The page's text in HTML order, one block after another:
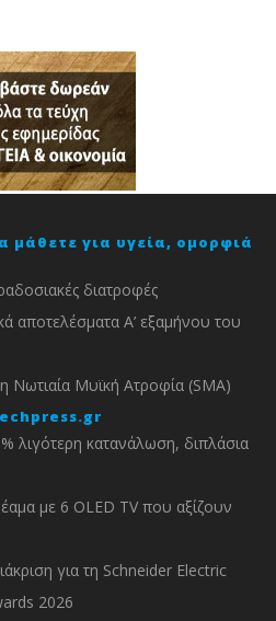
μάθετε για υγεία, ομορφιά
διατροφές
αποτελέσματα Α’ εξαμήνου του
Νωτιαία Μυϊκή Ατροφία (SMA)
λιγότερη κατανάλωση, διπλάσια
με 6 OLED TV που αξίζουν
για τη Schneider Electric
2026